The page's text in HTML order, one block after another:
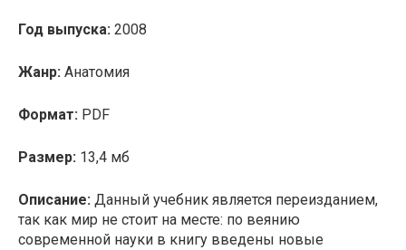
Год выпуска: 2008
Жанр: Анатомия
Формат: PDF
Размер: 13,4 мб
Описание: Данный учебник является переизданием,
так как мир не стоит на месте: по веянию
современной науки в книгу введены новые